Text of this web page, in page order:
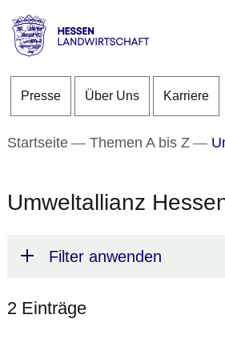
Direkt zum Kopf der
Direkt zum Inhalt
Direkt zum Fuß der
Landwirtschaft
Presse Über Uns Karriere
Startseite Themen A bis Z
Umweltallianz
Filter anwenden
2 Einträge